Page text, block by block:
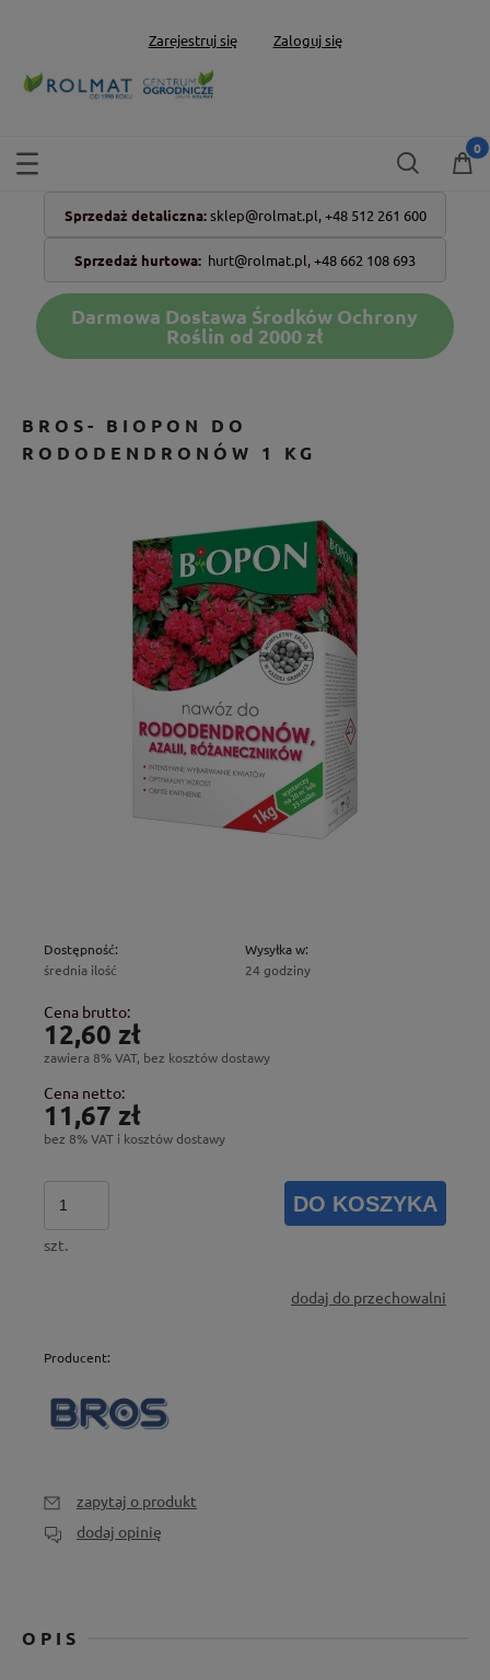
Zarejestruj się Zaloguj się
Sprzedaż detaliczna: sklep@rolmat.pl, +48 512 261 600
Sprzedaż hurtowa: hurt@rolmat.pl,+48 662 108 693
Darmowa Dostawa Środków Ochrony
Roślin od 2000 zł
BROS- BIOPON DO
RODODENDRONÓW 1 KG
Dostępność:
średnia ilość
Wysyłka w:
24 godziny
Cena brutto:
12,60 zł
zawiera 8% VAT, bez kosztów dostawy
Cena netto:
11,67 zł
bez 8% VAT i kosztów dostawy
szt.
DO KOSZYKA
dodaj do przechowalni
Producent:
zapytaj o produkt
dodaj opinię
OPIS